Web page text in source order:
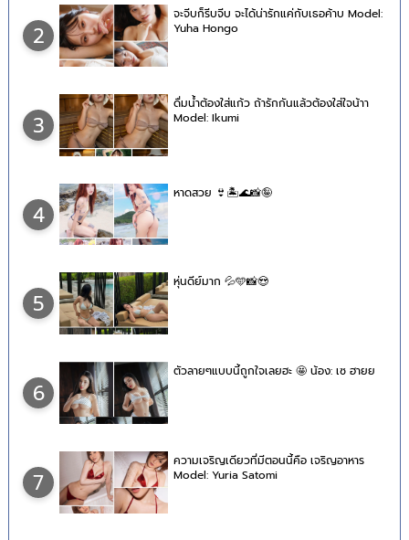
2
จะจีบก็รีบจีบ จะได้น่ารักแค่กับเธอค้าบ Model:
Yuha Hongo
3
ดื่มน้ำต้องใส่แก้ว ถ้ารักกันแล้วต้องใส่ใจน้าา
Model: Ikumi
4
หาดสวย 👙🏝🌊📸🤪
5
หุ่นดีย์มาก 💦🩵📸😍
6
ตัวลายๆแบบนี้ถูกใจเลยฮะ 🤩 น้อง: เซ ฮายย
7
ความเจริญเดียวที่มีตอนนี้คือ เจริญอาหาร
Model: Yuria Satomi